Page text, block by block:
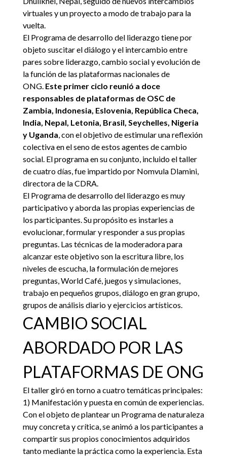
virtuales y un proyecto a modo de trabajo para la
vuelta.
El Programa de desarrollo del liderazgo tiene por
objeto suscitar el diálogo y el intercambio entre
pares sobre liderazgo, cambio social y evolución de
la función de las plataformas nacionales de
ONG. Este primer ciclo reunió a doce
responsables de plataformas de OSC de
Zambia, Indonesia, Eslovenia, República Checa,
India, Nepal, Letonia, Brasil, Seychelles, Nigeria
y Uganda , con el objetivo de estimular una reflexión
colectiva en el seno de estos agentes de cambio
social. El programa en su conjunto, incluido el taller
de cuatro días, fue impartido por Nomvula Dlamini,
directora de la CDRA.
El Programa de desarrollo del liderazgo es muy
participativo y aborda las propias experiencias de
los participantes. Su propósito es instarles a
evolucionar, formular y responder a sus propias
preguntas. Las técnicas de la moderadora para
alcanzar este objetivo son la escritura libre, los
niveles de escucha, la formulación de mejores
preguntas, World Café, juegos y simulaciones,
trabajo en pequeños grupos, diálogo en gran grupo,
grupos de análisis diario y ejercicios artísticos.
CAMBIO SOCIAL
ABORDADO POR LAS
PLATAFORMAS DE ONG
El taller giró en torno a cuatro temáticas principales:
1) Manifestación y puesta en común de experiencias.
Con el objeto de plantear un Programa de naturaleza
muy concreta y crítica, se animó a los participantes a
compartir sus propios conocimientos adquiridos
tanto mediante la práctica como la experiencia. Esta